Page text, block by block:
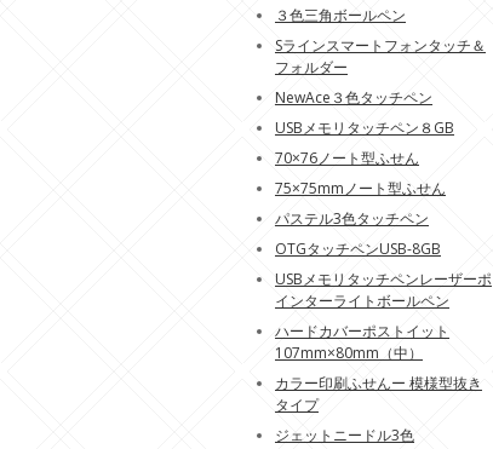
３色三角ボールペン
Sラインスマートフォンタッチ＆
フォルダー
NewAce３色タッチペン
USBメモリタッチペン８GB
70×76ノート型ふせん
75×75mmノート型ふせん
パステル3色タッチペン
OTGタッチペンUSB-8GB
USBメモリタッチペンレーザーポ
インターライトボールペン
ハードカバーポストイット
107mm×80mm（中）
カラー印刷ふせんー 模様型抜き
タイプ
ジェットニードル3色